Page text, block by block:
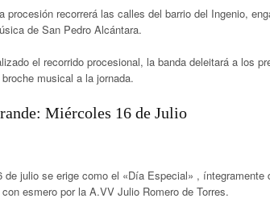
procesión recorrerá las calles del barrio del Ingenio,
de San Pedro Alcántara.
el recorrido procesional, la banda deleitará a los
musical a la jornada.
Miércoles 16 de Julio
de julio se erige como el «Día Especial» , íntegramente
esmero por la A.VV Julio Romero de Torres.